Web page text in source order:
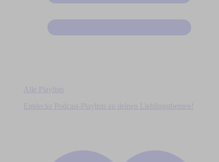
Alle Playlists
Entdecke Podcast-Playlists zu deinen Lieblingsthemen!